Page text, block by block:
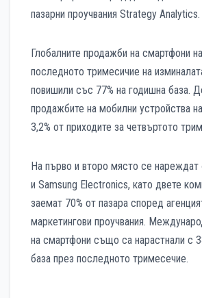
пазарни проучвания Strategy Analytics.
Глобалните продажби на смартфони
последното тримесичие на
повишили със 77% на годишна база.
продажбите на мобилни устройства
3,2% от приходите за четвъртото
На първо и второ място се нареждат
и Samsung Electronics, като двете
заемат 70% от пазара според
маркетингови проучвания.
на смартфони също са нарастнали с
база през последното тримесечие.